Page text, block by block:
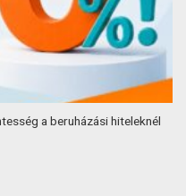
a beruházási hiteleknél